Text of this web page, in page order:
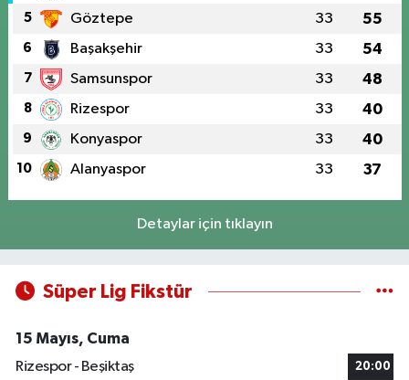
5 Göztepe 33 55
6 Başakşehir 33 54
7 Samsunspor 33 48
8 Rizespor 33 40
9 Konyaspor 33 40
10 Alanyaspor 33 37
Detaylar için tıklayın
Süper Lig Fikstür
15 Mayıs, Cuma
Rizespor - Beşiktaş
20:00